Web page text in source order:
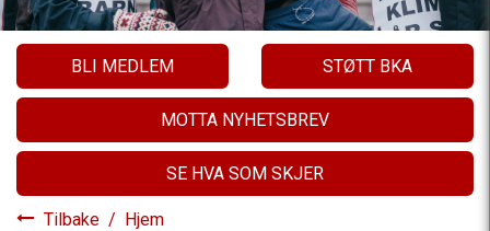
BLI MEDLEM STØTT BKA
MOTTA NYHETSBREV
SE HVA SOM SKJER
Tilbake / Hjem